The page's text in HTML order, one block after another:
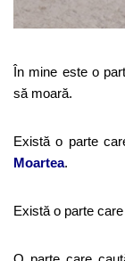
În mine este o
să moară.
Există o parte
Moartea.
Există o parte